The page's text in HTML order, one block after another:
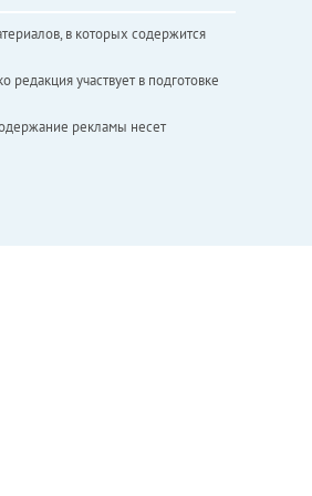
в которых содержится
участвует в подготовке
рекламы несет